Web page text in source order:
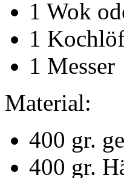
1 Wok
1
1 Messer
Material:
400 gr.
400 gr.